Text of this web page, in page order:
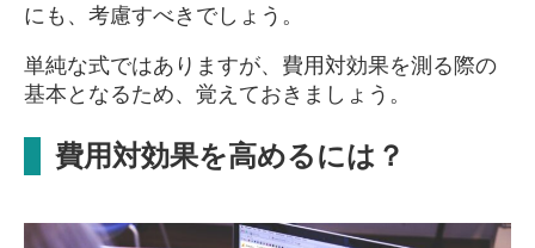
にも、考慮すべきでしょう。
単純な式ではありますが、費用対効果を測る際の
基本となるため、覚えておきましょう。
費用対効果を高めるには？